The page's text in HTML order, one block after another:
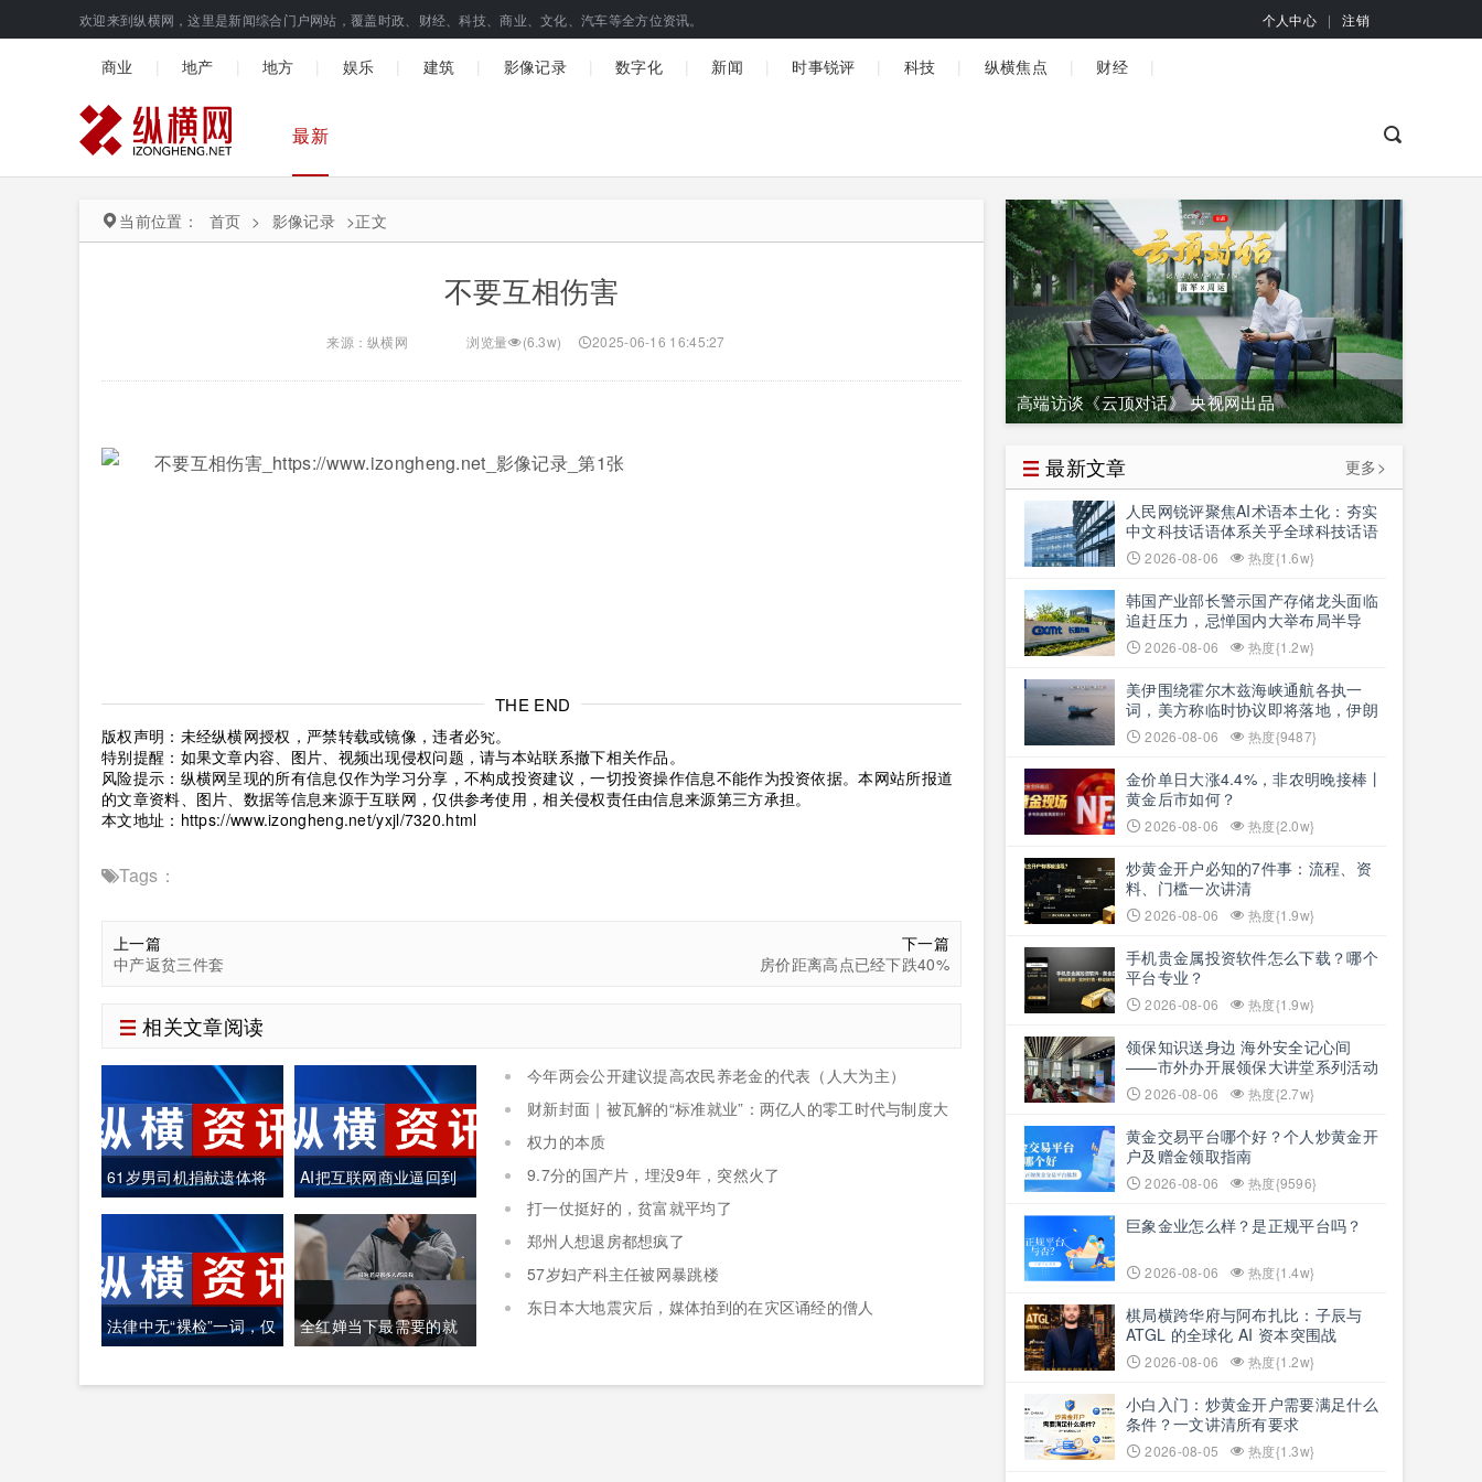
欢迎来到纵横网，这里是新闻综合门户网站，覆盖时政、财经、科技、商业、文化、汽车等全方位资讯。 个人中心 | 注销
商业 地产 地方 娱乐 建筑 影像记录 数字化 新闻 时事锐评 科技 纵横焦点 财经
最新
当前位置： 首页 > 影像记录 >正文
不要互相伤害
来源：纵横网 浏览量 (6.3w) 2025-06-16 16:45:27
THE END
版权声明：未经纵横网授权，严禁转载或镜像，违者必究。
特别提醒：如果文章内容、图片、视频出现侵权问题，请与本站联系撤下相关作品。
风险提示：纵横网呈现的所有信息仅作为学习分享，不构成投资建议，一切投资操作信息不能作为投资依据。本网站所报道
的文章资料、图片、数据等信息来源于互联网，仅供参考使用，相关侵权责任由信息来源第三方承担。
本文地址： https://www.izongheng.net/yxjl/7320.html
Tags：
上一篇
中产返贫三件套
下一篇
房价距离高点已经下跌40%
相关文章阅读
61岁男司机捐献遗体将
自己制作成木乃伊
AI把互联网商业逼回到
真正的"价值创造"
法律中无“裸检”一词，仅
全红婵当下最需要的就
今年两会公开建议提高农民养老金的代表（人大为主）
财新封面｜被瓦解的“标准就业”：两亿人的零工时代与制度大
权力的本质
9.7分的国产片，埋没9年，突然火了
打一仗挺好的，贫富就平均了
郑州人想退房都想疯了
57岁妇产科主任被网暴跳楼
东日本大地震灾后，媒体拍到的在灾区诵经的僧人
高端访谈《云顶对话》 央视网出品
最新文章
更多>
人民网锐评聚焦AI术语本土化：夯实
中文科技话语体系关乎全球科技话语
权争夺
2026-08-06 热度{1.6w}
韩国产业部长警示国产存储龙头面临
追赶压力，忌惮国内大举布局半导
体，呼吁加码本土资本投入避免优势
流失
2026-08-06 热度{1.2w}
美伊围绕霍尔木兹海峡通航各执一
词，美方称临时协议即将落地，伊朗
坚称仅与阿曼双边磋商、通航恢复取
决于美方态度
2026-08-06 热度{9487}
金价单日大涨4.4%，非农明晚接棒丨
黄金后市如何？
2026-08-06 热度{2.0w}
炒黄金开户必知的7件事：流程、资
料、门槛一次讲清
2026-08-06 热度{1.9w}
手机贵金属投资软件怎么下载？哪个
平台专业？
2026-08-06 热度{1.9w}
领保知识送身边 海外安全记心间
——市外办开展领保大讲堂系列活动
2026-08-06 热度{2.7w}
黄金交易平台哪个好？个人炒黄金开
户及赠金领取指南
2026-08-06 热度{9596}
巨象金业怎么样？是正规平台吗？
2026-08-06 热度{1.4w}
棋局横跨华府与阿布扎比：子辰与
ATGL 的全球化 AI 资本突围战
2026-08-06 热度{1.2w}
小白入门：炒黄金开户需要满足什么
条件？一文讲清所有要求
2026-08-05 热度{1.3w}